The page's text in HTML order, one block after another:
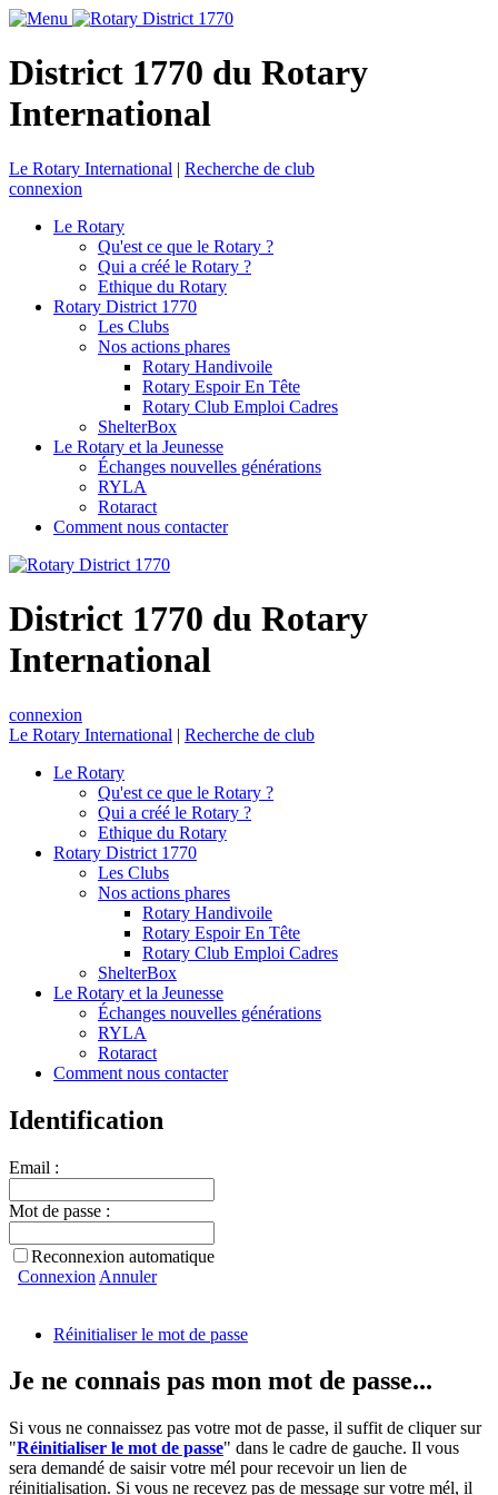
District 1770 du Rotary
International
Le Rotary International | Recherche de club
connexion
Le Rotary
Qu'est ce que le Rotary ?
Qui a créé le Rotary ?
Ethique du Rotary
Rotary District 1770
Les Clubs
Nos actions phares
Rotary Handivoile
Rotary Espoir En Tête
Rotary Club Emploi Cadres
ShelterBox
Le Rotary et la Jeunesse
Échanges nouvelles générations
RYLA
Rotaract
Comment nous contacter
District 1770 du Rotary
International
connexion
Le Rotary International | Recherche de club
Le Rotary
Qu'est ce que le Rotary ?
Qui a créé le Rotary ?
Ethique du Rotary
Rotary District 1770
Les Clubs
Nos actions phares
Rotary Handivoile
Rotary Espoir En Tête
Rotary Club Emploi Cadres
ShelterBox
Le Rotary et la Jeunesse
Échanges nouvelles générations
RYLA
Rotaract
Comment nous contacter
Identification
Email :
Mot de passe :
Reconnexion automatique
Connexion Annuler
Réinitialiser le mot de passe
Je ne connais pas mon mot de passe...
Si vous ne connaissez pas votre mot de passe, il suffit de cliquer sur
"Réinitialiser le mot de passe" dans le cadre de gauche. Il vous
sera demandé de saisir votre mél pour recevoir un lien de
réinitialisation. Si vous ne recevez pas de message sur votre mél, il